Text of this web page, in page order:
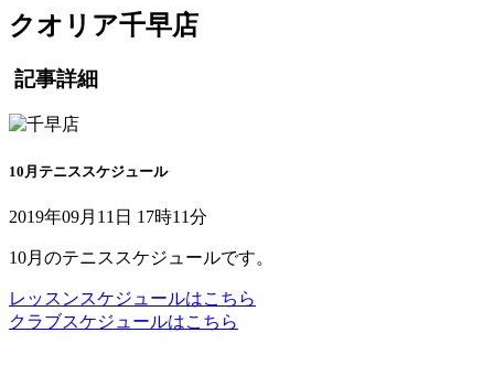
クオリア千早店
記事詳細
10月テニススケジュール
2019年09月11日 17時11分
10月のテニススケジュールです。
レッスンスケジュールはこちら
クラブスケジュールはこちら